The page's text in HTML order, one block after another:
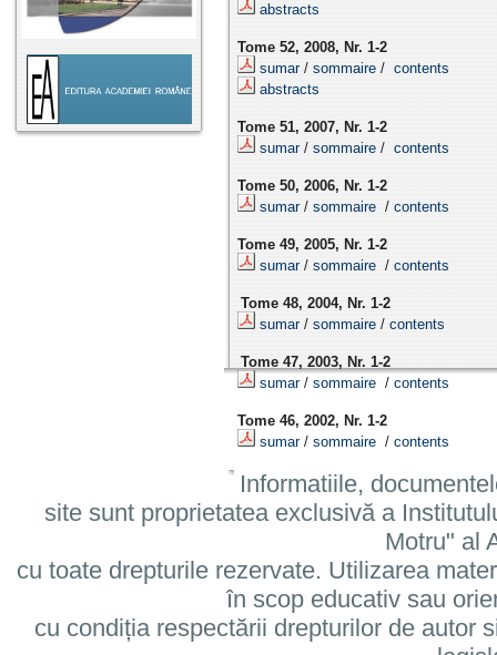
abstracts
Tome 52, 2008, Nr. 1-2
sumar/ sommaire / contents
abstracts
Tome 51, 2007, Nr. 1-2
sumar/ sommaire / contents
Tome 50, 2006, Nr. 1-2
sumar/ sommaire / contents
Tome 49, 2005, Nr. 1-2
sumar/ sommaire / contents
Tome 48, 2004, Nr. 1-2
sumar/ sommaire / contents
Tome 47, 2003, Nr. 1-2
sumar/ sommaire / contents
Tome 46, 2002, Nr. 1-2
sumar/ sommaire / contents
Informatiile,
site sunt proprietatea exclusivă a
Motru" al
cu toate drepturile rezervate. Utilizarea
în scop educativ sau
cu condiția respectării drepturilor de autor